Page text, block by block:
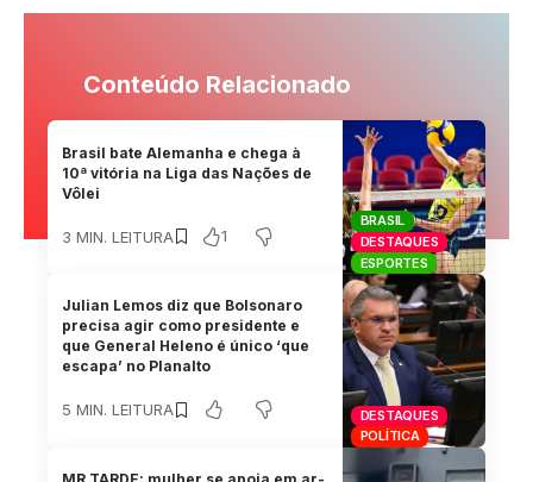
Conteúdo Relacionado
BRASIL
DESTAQUES
ESPORTES
Brasil bate Alemanha e chega à
10ª vitória na Liga das Nações de
Vôlei
3 MIN. LEITURA 1
DESTAQUES
POLÍTICA
Julian Lemos diz que Bolsonaro
precisa agir como presidente e
que General Heleno é único ‘que
escapa’ no Planalto
5 MIN. LEITURA